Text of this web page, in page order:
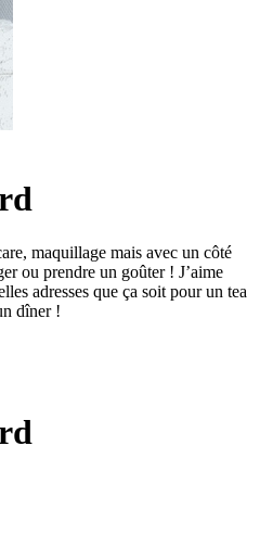
maquillage mais avec un côté
ou prendre un goûter ! J’aime
adresses que ça soit pour un tea
dîner !